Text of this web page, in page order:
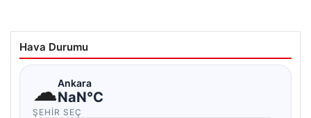
Hava Durumu
☁Ankara
NaN°C
ŞEHIR SEÇ